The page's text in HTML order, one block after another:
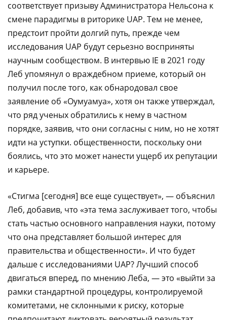
соответствует призыву Администратора Нельсона к
смене парадигмы в риторике UAP. Тем не менее,
предстоит пройти долгий путь, прежде чем
исследования UAP будут серьезно восприняты
научным сообществом. В интервью IE в 2021 году
Леб упомянул о враждебном приеме, который он
получил после того, как обнародовал свое
заявление об «Оумуамуа», хотя он также утверждал,
что ряд ученых обратились к нему в частном
порядке, заявив, что они согласны с ним, но не хотят
идти на уступки. общественности, поскольку они
боялись, что это может нанести ущерб их репутации
и карьере.
«Стигма [сегодня] все еще существует», — объяснил
Леб, добавив, что «эта тема заслуживает того, чтобы
стать частью основного направления науки, потому
что она представляет большой интерес для
правительства и общественности». И что будет
дальше с исследованиями UAP? Лучший способ
двигаться вперед, по мнению Леба, — это «выйти за
рамки стандартной процедуры, контролируемой
комитетами, не склонными к риску, которые